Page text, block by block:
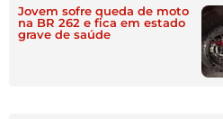
Jovem sofre queda de moto
na BR 262 e fica em estado
grave de saúde